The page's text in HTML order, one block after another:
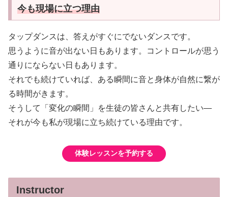
今も現場に立つ理由
タップダンスは、答えがすぐにでないダンスです。
思うように音が出ない日もあります。コントロールが思う
通りにならない日もあります。
それでも続けていれば、ある瞬間に音と身体が自然に繋が
る時間がきます。
そうして「変化の瞬間」を生徒の皆さんと共有したい—
それが今も私が現場に立ち続けている理由です。
体験レッスンを予約する
Instructor